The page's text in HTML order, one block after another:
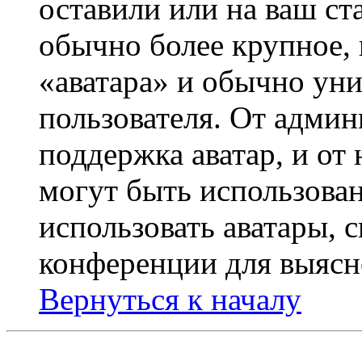
оставили или на ваш
обычно более крупное,
«аватара» и обычно
пользователя. От
поддержка аватар, и от
могут быть
использовать аватары,
конференции для
Вернуться к началу